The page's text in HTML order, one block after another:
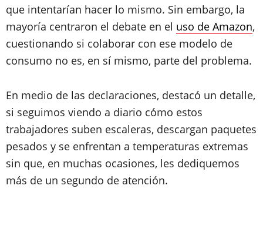
que intentarían hacer lo mismo. Sin embargo, la
mayoría centraron el debate en el uso de Amazon,
cuestionando si colaborar con ese modelo de
consumo no es, en sí mismo, parte del problema.
En medio de las declaraciones, destacó un detalle,
si seguimos viendo a diario cómo estos
trabajadores suben escaleras, descargan paquetes
pesados y se enfrentan a temperaturas extremas
sin que, en muchas ocasiones, les dediquemos
más de un segundo de atención.